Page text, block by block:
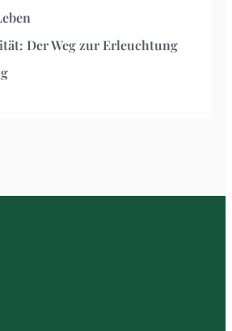
Der Weg zur Erleuchtung